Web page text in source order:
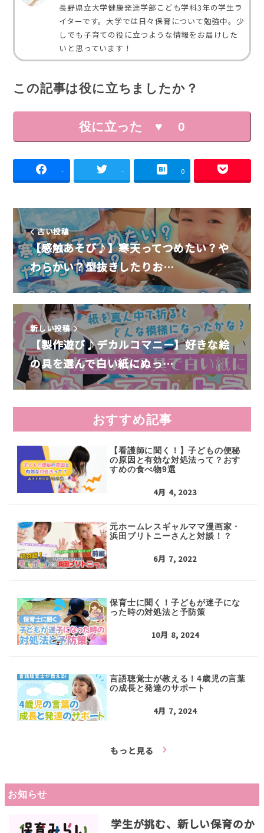
長野県立大学健康発達学部こども学科3年の学生ラ
イターです。大学では日々保育について勉強中。少
しでも子育ての役に立つような情報をお届けした
いと思っています！
この記事は役に立ちましたか？
役に立った ♥ 0
- - 0
古い投稿
【感触あそび♪】寒天ってつめたい？や
わらかい？型抜きしたりお…
新しい投稿
【製作遊び♪デカルコマニー】好きな絵
の具を選んで白い紙にぬっ…
おすすめ記事
【看護師に聞く！】子どもの便秘
の原因と有効な対処法って？おす
すめの食べ物9選
4月 4, 2023
元ホームレスギャルママ漫画家・
浜田ブリトニーさんと対談！？
6月 7, 2022
保育士に聞く！子どもが迷子にな
った時の対処法と予防策
10月 8, 2024
言語聴覚士が教える！4歳児の言葉
の成長と発達のサポート
4月 7, 2024
もっと見る
お知らせ
学生が挑む、新しい保育のか